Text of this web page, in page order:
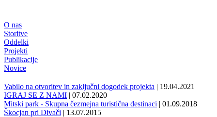
O nas
Storitve
Oddelki
Projekti
Publikacije
Novice
Vabilo na otvoritev in zaključni dogodek projekta | 19.04.2021
IGRAJ SE Z NAMI | 07.02.2020
Mitski park - Skupna čezmejna turistična destinaci | 01.09.2018
Škocjan pri Divači | 13.07.2015